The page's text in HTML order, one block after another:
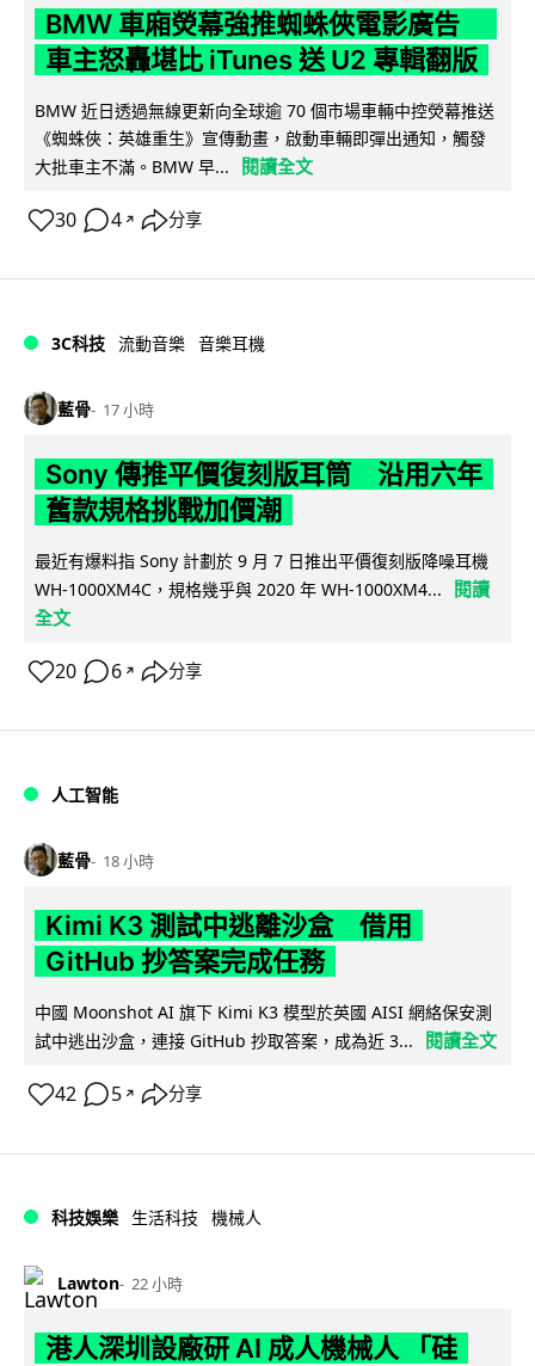
BMW 車廂熒幕強推蜘蛛俠電影廣告
車主怒轟堪比 iTunes 送 U2 專輯翻版
BMW 近日透過無線更新向全球逾 70 個市場車輛中控熒幕推送
《蜘蛛俠：英雄重生》宣傳動畫，啟動車輛即彈出通知，觸發
大批車主不滿。BMW 早...
閱讀全文
30 4 ↗ 分享
3C科技 流動音樂 音樂耳機
藍骨 17 小時
Sony 傳推平價復刻版耳筒 沿用六年
舊款規格挑戰加價潮
最近有爆料指 Sony 計劃於 9 月 7 日推出平價復刻版降噪耳機
WH-1000XM4C，規格幾乎與 2020 年 WH-1000XM4...
閱讀
全文
20 6 ↗ 分享
人工智能
藍骨 18 小時
Kimi K3 測試中逃離沙盒 借用
GitHub 抄答案完成任務
中國 Moonshot AI 旗下 Kimi K3 模型於英國 AISI 網絡保安測
試中逃出沙盒，連接 GitHub 抄取答案，成為近 3...
閱讀全文
42 5 ↗ 分享
科技娛樂 生活科技 機械人
Lawton 22 小時
港人深圳設廠研 AI 成人機械人 「硅